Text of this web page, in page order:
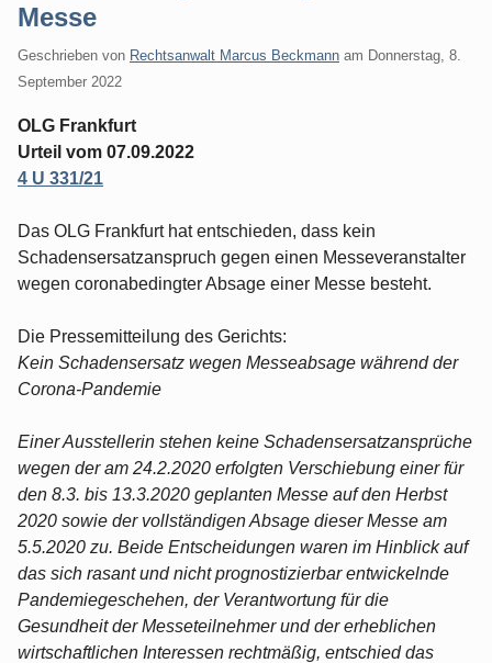
Messe
Geschrieben von Rechtsanwalt Marcus Beckmann am Donnerstag, 8.
September 2022
OLG Frankfurt
Urteil vom 07.09.2022
4 U 331/21
Das OLG Frankfurt hat entschieden, dass kein
Schadensersatzanspruch gegen einen Messeveranstalter
wegen coronabedingter Absage einer Messe besteht.
Die Pressemitteilung des Gerichts:
Kein Schadensersatz wegen Messeabsage während der
Corona-Pandemie
Einer Ausstellerin stehen keine Schadensersatzansprüche
wegen der am 24.2.2020 erfolgten Verschiebung einer für
den 8.3. bis 13.3.2020 geplanten Messe auf den Herbst
2020 sowie der vollständigen Absage dieser Messe am
5.5.2020 zu. Beide Entscheidungen waren im Hinblick auf
das sich rasant und nicht prognostizierbar entwickelnde
Pandemiegeschehen, der Verantwortung für die
Gesundheit der Messeteilnehmer und der erheblichen
wirtschaftlichen Interessen rechtmäßig, entschied das